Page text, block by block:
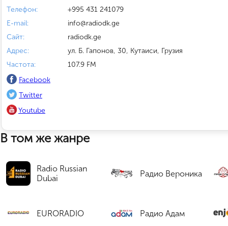
Телефон:
+995 431 241079
E-mail:
info@radiodk.ge
Сайт:
radiodk.ge
Адрес:
ул. Б. Гапонов, 30, Кутаиси, Грузия
Частота:
107.9 FM
Facebook
Twitter
Youtube
В том же жанре
Radio Russian
Dubai
Радио Вероника
EURORADIO Радио Адам